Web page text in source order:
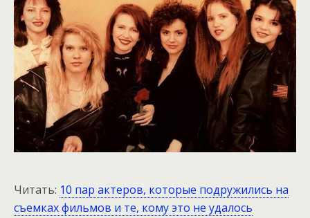
Читать: 10 пар актеров, которые подружились на
съемках фильмов и те, кому это не удалось